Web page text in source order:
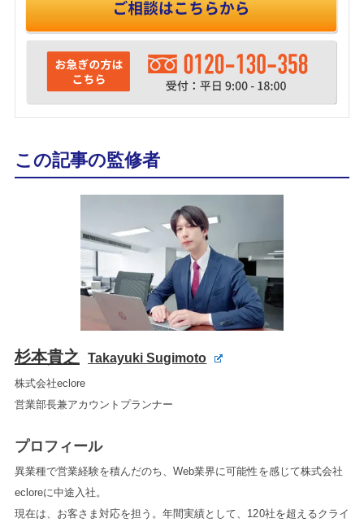
この記事の監修者
杉本貴之 Takayuki Sugimoto
株式会社eclore
営業部長兼アカウントプランナー
プロフィール
異業種で営業経験を積んだのち、Web業界に可能性を感じて株式会社
ecloreに中途入社。
現在は、お客さま対応を担う。年間実績として、120社を超えるクライ